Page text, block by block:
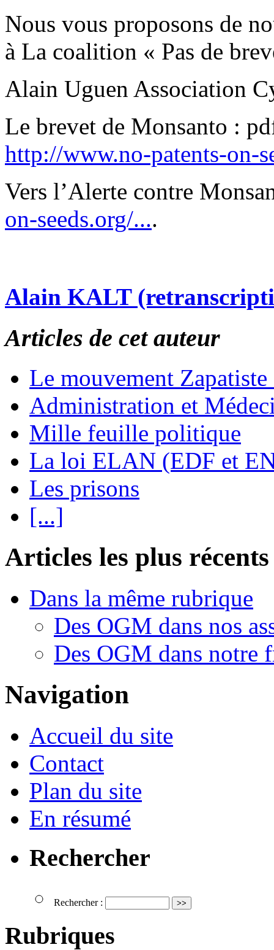
Nous vous proposons de
à La coalition « Pas de
Alain Uguen Association
Le brevet de Monsanto :
http://www.no-patents-on-
Vers l’Alerte contre
on-seeds.org/....
Alain KALT
Articles de cet auteur
Le mouvement
Administration et
Mille feuille politique
La loi ELAN (EDF et
Les prisons
[...]
Articles les plus récents
Dans la même rubrique
Des OGM dans nos
Des OGM dans notre
Navigation
Accueil du site
Contact
Plan du site
En résumé
Rechercher
Rechercher :
Rubriques